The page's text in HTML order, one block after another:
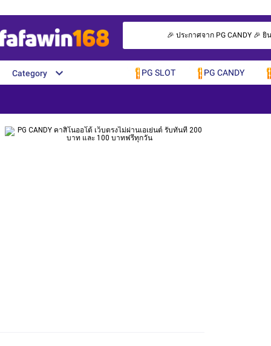
🎉 ประกาศจาก PG CANDY 🎉
Category PG SLOT PG CANDY